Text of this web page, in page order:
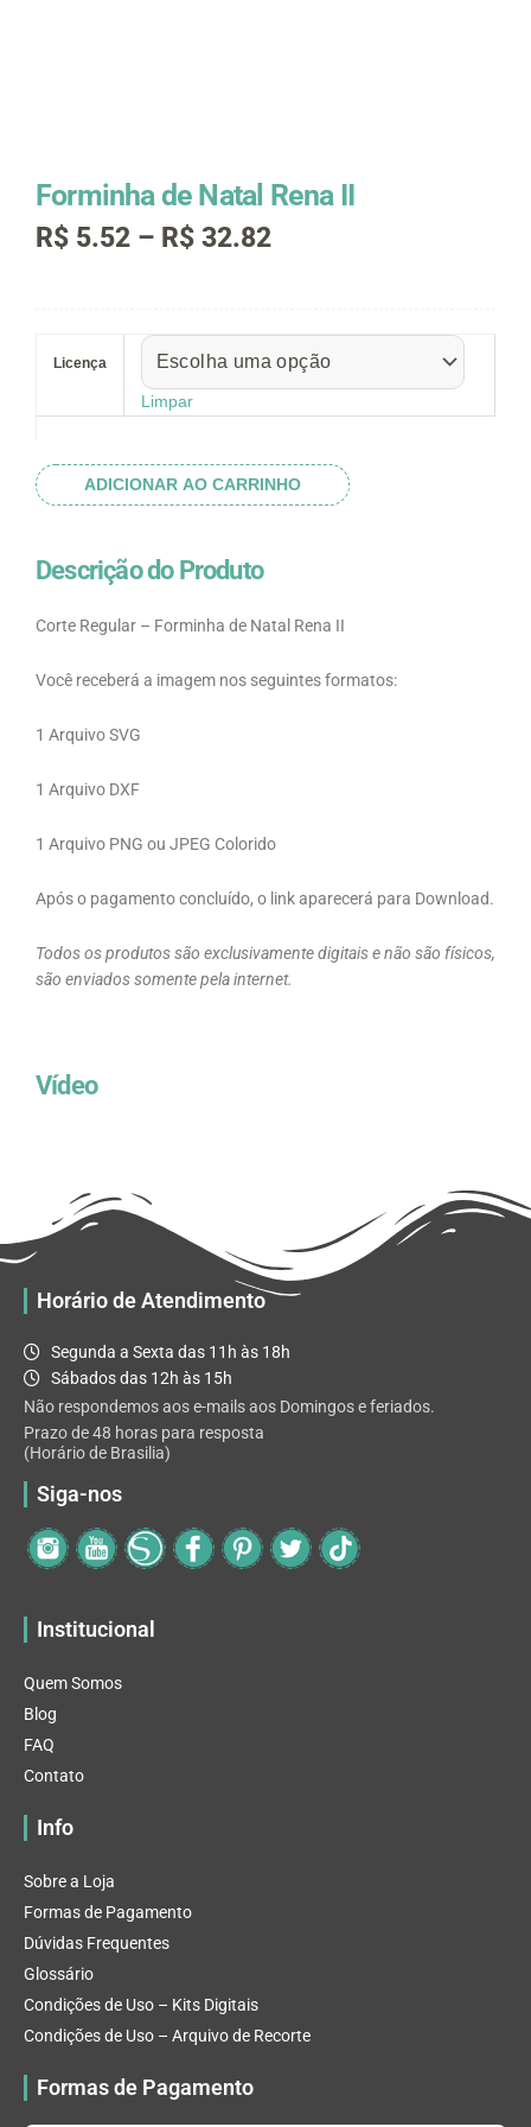
Forminha de Natal Rena II
R$ 5.52 – R$ 32.82Faixa
através
R$ 32.82
Licença
Limpar
Natal
ADICIONAR AO CARRINHO
Descrição do Produto
Corte Regular – Forminha de Natal Rena II
Você receberá a imagem nos seguintes formatos:
1 Arquivo SVG
1 Arquivo DXF
1 Arquivo PNG ou JPEG Colorido
Após o pagamento concluído, o link aparecerá para Download.
Todos os produtos são exclusivamente digitais e não são físicos,
são enviados somente pela internet.
Vídeo
Horário de Atendimento
Segunda a Sexta das 11h às 18h
Sábados das 12h às 15h
Não respondemos aos e-mails aos Domingos e feriados.
Prazo de 48 horas para resposta
(Horário de Brasilia)
Siga-nos
Institucional
Quem Somos
Blog
FAQ
Contato
Info
Sobre a Loja
Formas de Pagamento
Dúvidas Frequentes
Glossário
Condições de Uso – Kits Digitais
Condições de Uso – Arquivo de Recorte
Formas de Pagamento